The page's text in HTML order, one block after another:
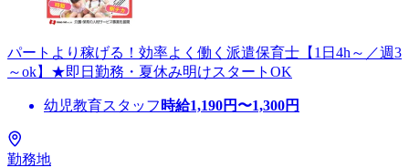
パートより稼げる！効率よく働く派遣保育士【1日4h～／週3
～ok】★即日勤務・夏休み明けスタートOK
幼児教育スタッフ 時給1,190円〜1,300円
勤務地